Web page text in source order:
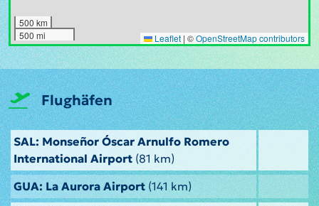
500 km
500 mi
Leaflet | ©OpenStreetMap contributors
Flughäfen
SAL: Monseñor Óscar Arnulfo Romero
International Airport (81 km)
GUA: La Aurora Airport(141 km)